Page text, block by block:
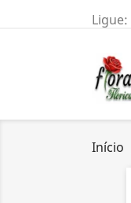
Ligue:
Início